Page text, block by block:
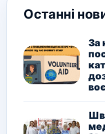
Останні
За